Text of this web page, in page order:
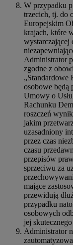
W przypadku
trzecich, tj. do
Europejskim
krajach, które
wystarczającej
Administrator
zgodne z
„Standardowe
osobowe będą
Umowy o
Rachunku
roszczeń
jakim
uzasadniony
przez czas
czasu
przepisów
sprzeciwu za
mające
przewidują
przypadku
osobowych
jej
Administrator